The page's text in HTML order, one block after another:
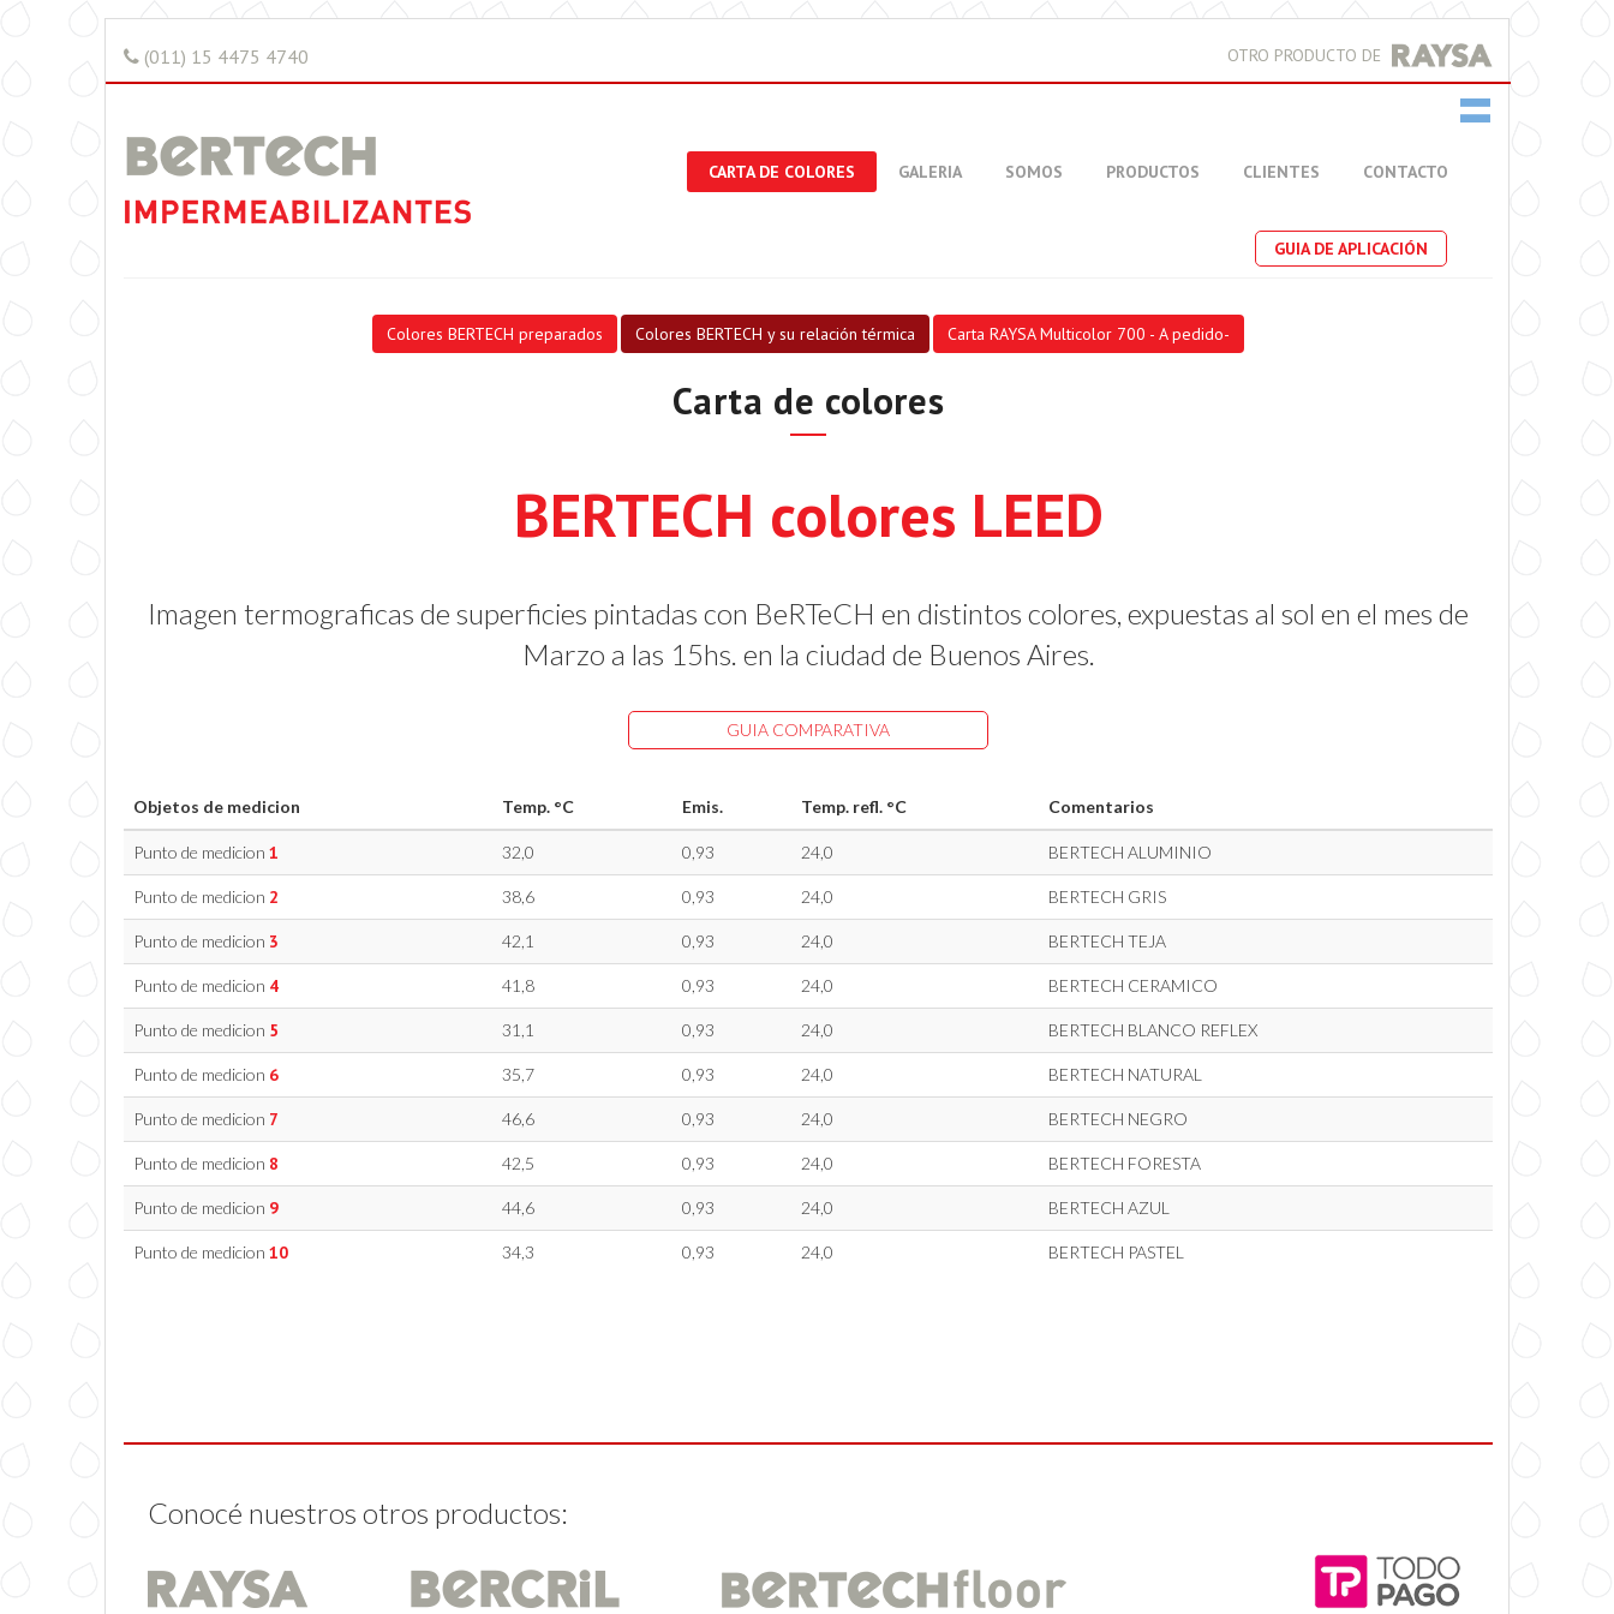
(011) 15 4475 4740 OTRO PRODUCTO DE
CARTA DE COLORES GALERIA SOMOS PRODUCTOS CLIENTES CONTACTO
GUIA DE APLICACIÓN
Colores BERTECH preparados Colores BERTECH y su relación térmica Carta RAYSA Multicolor 700 - A pedido-
Carta de colores
BERTECH colores LEED
Imagen termograficas de superficies pintadas con BeRTeCH en distintos colores, expuestas al sol en el mes de
Marzo a las 15hs. en la ciudad de Buenos Aires.
GUIA COMPARATIVA
Objetos de medicion Temp. °C Emis. Temp. refl. °C Comentarios
Punto de medicion 1 32,0 0,93 24,0 BERTECH ALUMINIO
Punto de medicion 2 38,6 0,93 24,0 BERTECH GRIS
Punto de medicion 3 42,1 0,93 24,0 BERTECH TEJA
Punto de medicion 4 41,8 0,93 24,0 BERTECH CERAMICO
Punto de medicion 5 31,1 0,93 24,0 BERTECH BLANCO REFLEX
Punto de medicion 6 35,7 0,93 24,0 BERTECH NATURAL
Punto de medicion 7 46,6 0,93 24,0 BERTECH NEGRO
Punto de medicion 8 42,5 0,93 24,0 BERTECH FORESTA
Punto de medicion 9 44,6 0,93 24,0 BERTECH AZUL
Punto de medicion 10 34,3 0,93 24,0 BERTECH PASTEL
Conocé nuestros otros productos: